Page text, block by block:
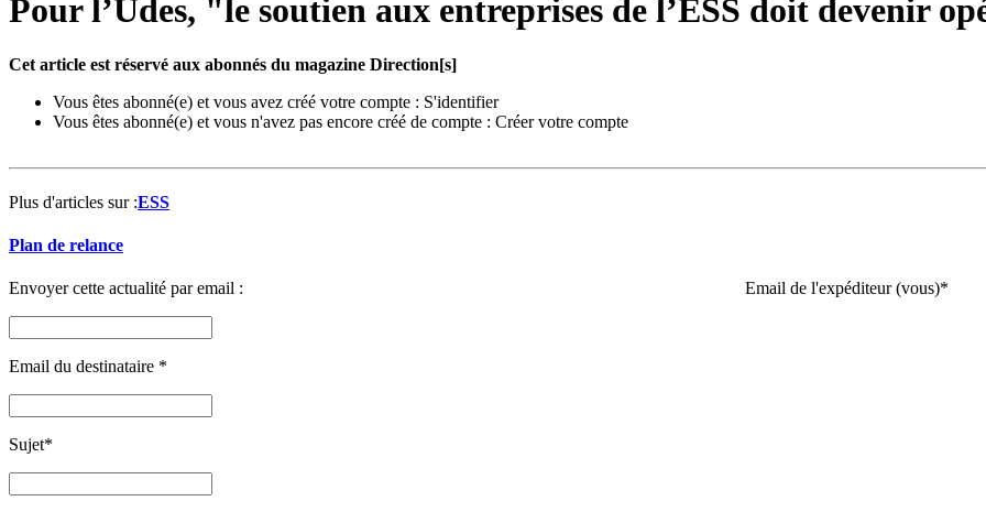
Pour l’Udes, "le soutien aux entreprises de l’ESS doit devenir
Cet article est réservé aux abonnés du magazine Direction[s]
Vous êtes abonné(e) et vous avez créé votre compte : S'identifier
Vous êtes abonné(e) et vous n'avez pas encore créé de compte : Créer votre compte
Plus d'articles sur :ESS
Plan de relance
Envoyer cette actualité par email : Email de l'expéditeur (vous)*
Email du destinataire *
Sujet*